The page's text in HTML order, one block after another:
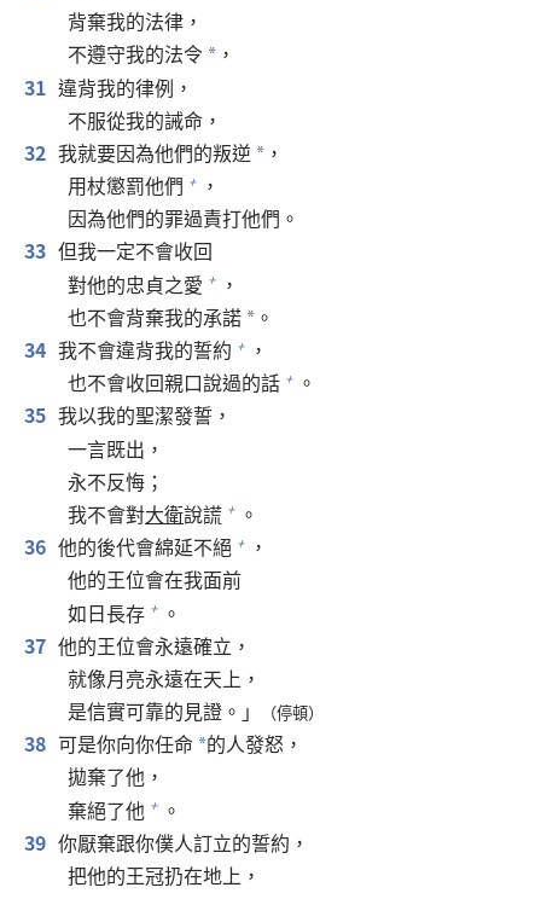
背棄我的法律，
不遵守我的法令 * ，
31 違背我的律例，
不服從我的誡命，
32 我就要因為他們的叛逆 * ，
用杖懲罰他們 +
，
因為他們的罪過責打他們。
33 但我一定不會收回
對他的忠貞之愛 +
，
也不會背棄我的承諾 * 。
34 我不會違背我的誓約 +
，
也不會收回親口說過的話 + 。
35 我以我的聖潔發誓，
一言既出，
永不反悔；
我不會對大衛說謊 + 。
36 他的後代會綿延不絕 +
，
他的王位會在我面前
如日長存 + 。
37 他的王位會永遠確立，
就像月亮永遠在天上，
是信實可靠的見證。」
（停頓）
38 可是你向你任命 *的人發怒，
拋棄了他，
棄絕了他 + 。
39 你厭棄跟你僕人訂立的誓約，
把他的王冠扔在地上，